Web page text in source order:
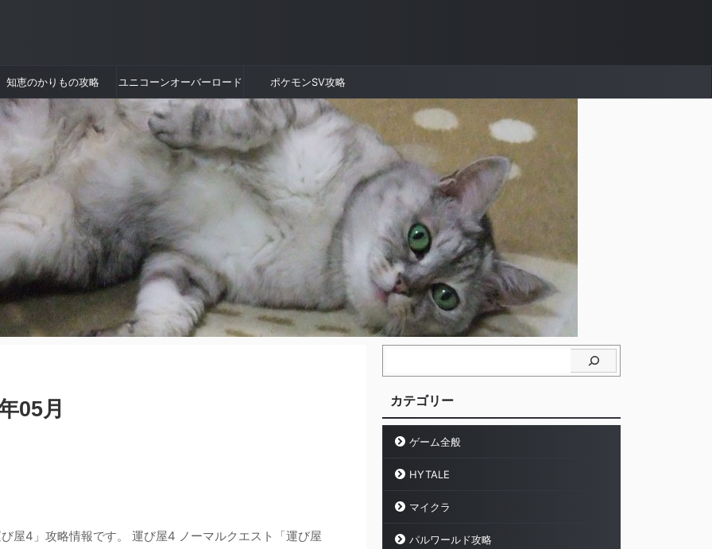
知恵のかりもの攻略 ユニコーンオーバーロード ポケモンSV攻略
05月
屋4」攻略情報です。 運び屋4 ノーマルクエスト「運び屋
カテゴリー
ゲーム全般
HYTALE
マイクラ
パルワールド攻略